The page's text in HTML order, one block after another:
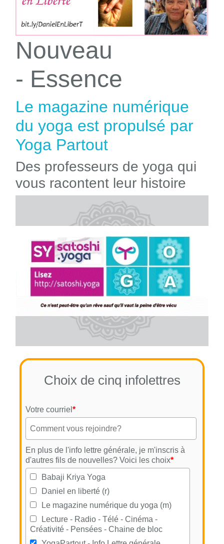
Nouveau
- Essence
Le magazine numérique
du yoga est propulsé par
Yoga Partout
Des professeurs de yoga qui
vous racontent leur histoire
Choix de cinq infolettres
Votre courriel *
En plus de l'info lettre générale, je m'inscris à
d'autres fils de nouvelles? Voici les choix*
Babaji Kriya Yoga
Daniel en liberté (r)
Le magazine numérique du yoga (m)
Lecture - Radio - Télé - Cinéma -
Créativité - Pensées - Chaine de bloc